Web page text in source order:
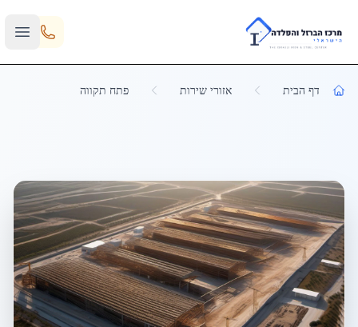
Skip to main content
דף הבית אזורי שירות פתח תקווה